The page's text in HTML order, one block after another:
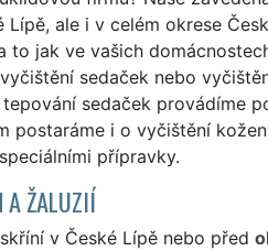
ale i v celém okrese
to jak ve vašich
sedaček nebo
sedaček provádíme
postaráme i o vyčištění
přípravky.
A ŽALUZIÍ
v České Lípě nebo před